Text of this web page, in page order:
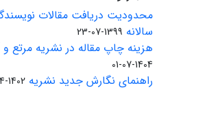
محدودیت دریافت مقالات
سالانه 1399-07-23
هزینه چاپ مقاله در نشریه مرتع و
1404-07-01
راهنمای نگارش جدید نشریه 1402-04-22